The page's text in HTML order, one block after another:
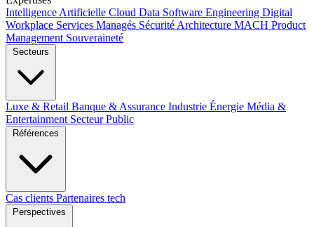
Intelligence Artificielle Cloud Data Software Engineering Digital
Workplace Services Managés Sécurité Architecture MACH Product
Management Souveraineté
Secteurs
Luxe & Retail Banque & Assurance Industrie Énergie Média &
Entertainment Secteur Public
Références
Cas clients Partenaires tech
Perspectives